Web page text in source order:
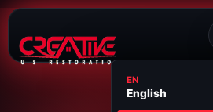
EN
English